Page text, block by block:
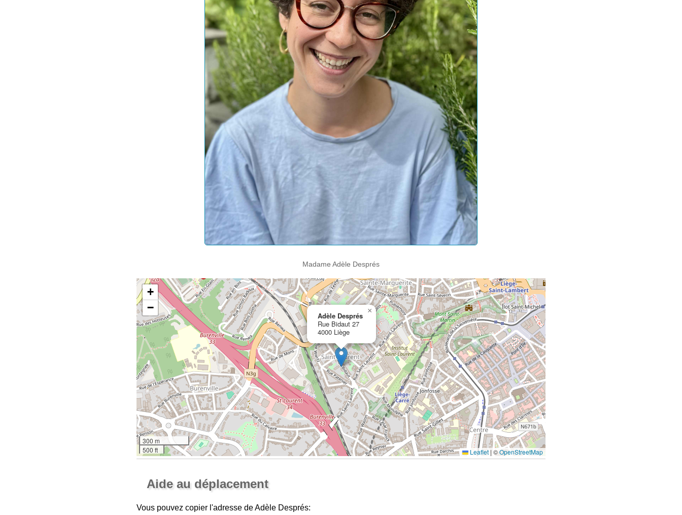
Madame Adèle Després
Adèle Després
Rue Bidaut 27
4000 Liège
×
+
−
300 m
500 ft
Leaflet | ©OpenStreetMap
Aide au déplacement
Vous pouvez copier l'adresse de Adèle Després: